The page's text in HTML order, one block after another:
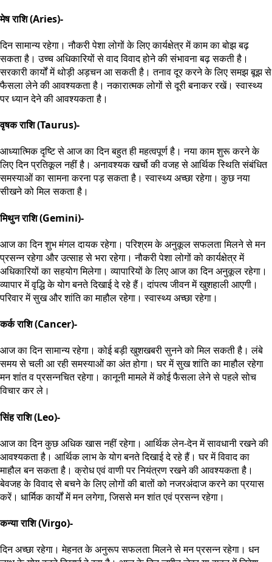
मेष राशि (Aries)-
दिन सामान्य रहेगा। नौकरी पेशा लोगों के लिए कार्यक्षेत्र में काम का बोझ बढ़
सकता है। उच्च अधिकारियों से वाद विवाद होने की संभावना बढ़ सकती है।
सरकारी कार्यों में थोड़ी अड़चन आ सकती है। तनाव दूर करने के लिए समझ बूझ से
फैसला लेने की आवश्यकता है। नकारात्मक लोगों से दूरी बनाकर रखें। स्वास्थ्य
पर ध्यान देने की आवश्यकता है।
वृषक राशि (Taurus)-
आध्यात्मिक दृष्टि से आज का दिन बहुत ही महत्वपूर्ण है। नया काम शुरू करने के
लिए दिन प्रतिकूल नहीं है। अनावश्यक खर्चो की वजह से आर्थिक स्थिति संबंधित
समस्याओं का सामना करना पड़ सकता है। स्वास्थ्य अच्छा रहेगा। कुछ नया
सीखने को मिल सकता है।
मिथुन राशि (Gemini)-
आज का दिन शुभ मंगल दायक रहेगा। परिश्रम के अनुकूल सफलता मिलने से मन
प्रसन्न रहेगा और उत्साह से भरा रहेगा। नौकरी पेशा लोगों को कार्यक्षेत्र में
अधिकारियों का सहयोग मिलेगा। व्यापारियों के लिए आज का दिन अनुकूल रहेगा।
व्यापार में वृद्धि के योग बनते दिखाई दे रहे हैं। दांपत्य जीवन में खुशहाली आएगी।
परिवार में सुख और शांति का माहौल रहेगा। स्वास्थ्य अच्छा रहेगा।
कर्क राशि (Cancer)-
आज का दिन सामान्य रहेगा। कोई बड़ी खुशखबरी सुनने को मिल सकती है। लंबे
समय से चली आ रही समस्याओं का अंत होगा। घर में सुख शांति का माहौल रहेगा
मन शांत व प्रसन्नचित रहेगा। कानूनी मामले में कोई फैसला लेने से पहले सोच
विचार कर ले।
सिंह राशि (Leo)-
आज का दिन कुछ अधिक खास नहीं रहेगा। आर्थिक लेन-देन में सावधानी रखने की
आवश्यकता है। आर्थिक लाभ के योग बनते दिखाई दे रहे हैं। घर में विवाद का
माहौल बन सकता है। क्रोध एवं वाणी पर नियंत्रण रखने की आवश्यकता है।
बेवजह के विवाद से बचने के लिए लोगों की बातों को नजरअंदाज करने का प्रयास
करें। धार्मिक कार्यों में मन लगेगा, जिससे मन शांत एवं प्रसन्न रहेगा।
कन्या राशि (Virgo)-
दिन अच्छा रहेगा। मेहनत के अनुरूप सफलता मिलने से मन प्रसन्न रहेगा। धन